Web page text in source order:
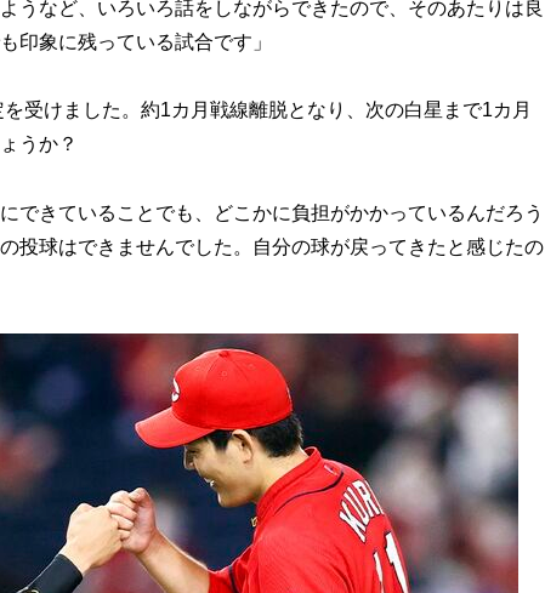
うなど、いろいろ話をしながらできたので、そのあたりは良
印象に残っている試合です」
受けました。約1カ月戦線離脱となり、次の白星まで1カ月
うか？
できていることでも、どこかに負担がかかっているんだろう
投球はできませんでした。自分の球が戻ってきたと感じたの